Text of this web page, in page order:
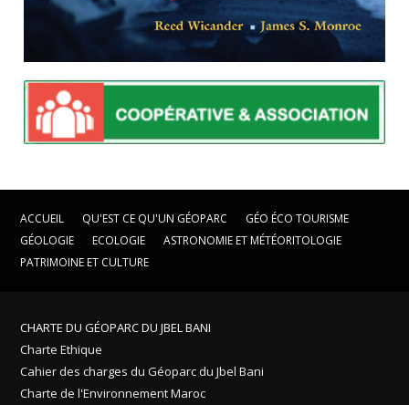
ACCUEIL QU'EST CE QU'UN GÉOPARC
GÉO ÉCO TOURISME
GÉOLOGIE
ECOLOGIE
ASTRONOMIE ET MÉTÉORITOLOGIE
PATRIMOINE ET CULTURE
CHARTE DU GÉOPARC DU JBEL BANI
Charte Ethique
Cahier des charges du Géoparc du Jbel Bani
Charte de l'Environnement Maroc